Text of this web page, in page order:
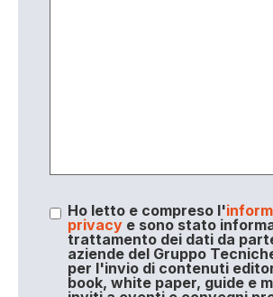
Ho letto e compreso l'
privacye sono stato
trattamento dei dati da
aziende del Gruppo
per l'invio di contenuti
book, white paper, guide e